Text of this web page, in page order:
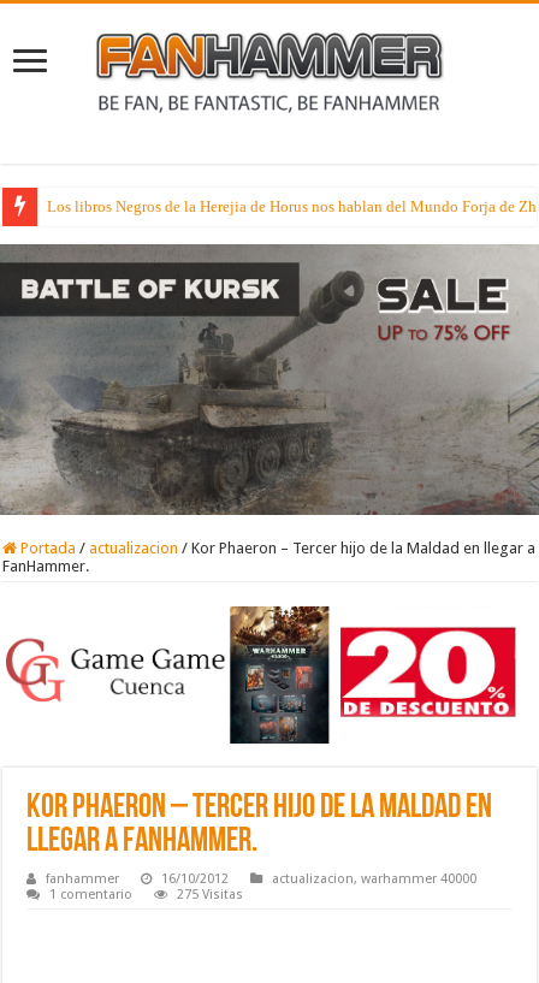
Rumores sobre dos juegos de especialista muy esperados que suenan
Portada / actualizacion / Kor Phaeron – Tercer hijo de la Maldad en llegar a
FanHammer.
Kor Phaeron – Tercer hijo de la Maldad en
llegar a FanHammer.
fanhammer 16/10/2012 actualizacion,warhammer 40000
1 comentario
275 Visitas